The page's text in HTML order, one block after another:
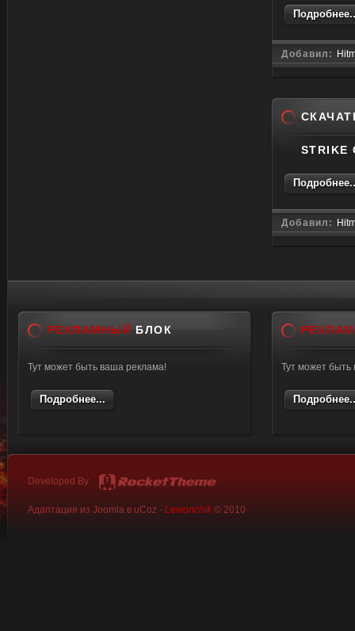
Добавил:
STRIKE
Добавил:
РЕКЛАМНЫЙ БЛОК
Тут может быть ваша реклама!
Подробнее...
Тут может
Developed By
Адаптация из Joomla в uCoz - Lewonchik© 2010